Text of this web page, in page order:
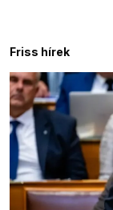
Friss hírek